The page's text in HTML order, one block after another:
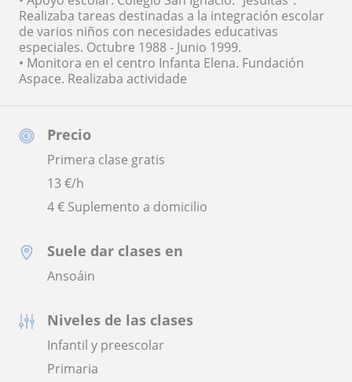
Precio
Primera clase gratis
13 €/h
4 € Suplemento a domicilio
Suele dar clases en
Ansoáin
Niveles de las clases
Infantil y preescolar
Primaria
Realizaba tareas destinadas a la integración escolar
de varios niños con necesidades educativas
especiales. Octubre 1988 - Junio 1999.
• Monitora en el centro Infanta Elena. Fundación
Aspace. Realizaba actividade